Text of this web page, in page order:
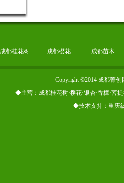
成都桂花树 成都樱花 成都苗木
Copyright ©2014 成都菁
◆主营：成都桂花树·樱花·银杏·香樟·菩
◆技术支持：重庆